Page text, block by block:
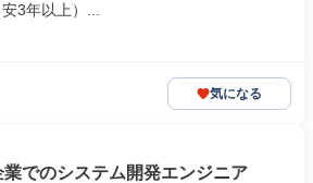
3年以上）...
気になる
でのシステム開発エンジニア